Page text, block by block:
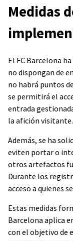
Medidas
El FC Barcelona
no dispongan de
no habrá puntos
se permitirá el
entrada
la afición visitante.
Además, se ha
eviten portar o
otros artefactos
Durante los
acceso a quienes
Estas medidas
Barcelona aplica
con el objetivo de